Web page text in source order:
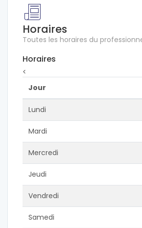
Horaires
Toutes les horaires du
Horaires
<
Jour
Lundi
Mardi
Mercredi
Jeudi
Vendredi
Samedi